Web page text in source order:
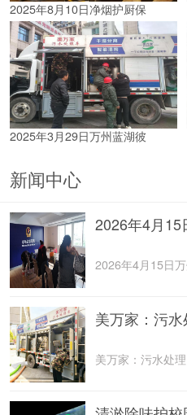
2025年8月10日净烟护厨保
2025年3月29日万州蓝湖彼
新闻中心
2026年4月15
美万家：污